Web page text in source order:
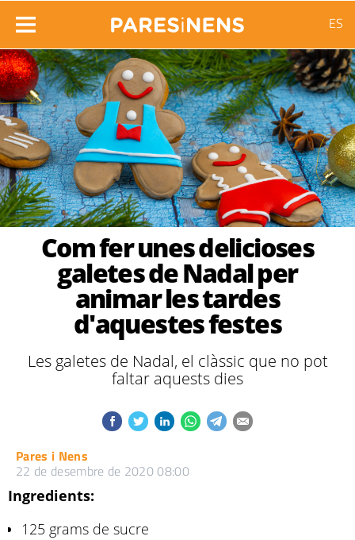
ES
Com fer unes delicioses
galetes de Nadal per
animar les tardes
d'aquestes festes
Les galetes de Nadal, el clàssic que no pot
faltar aquests dies
Pares i Nens
22 de desembre de 2020 08:00
Ingredients:
125 grams de sucre